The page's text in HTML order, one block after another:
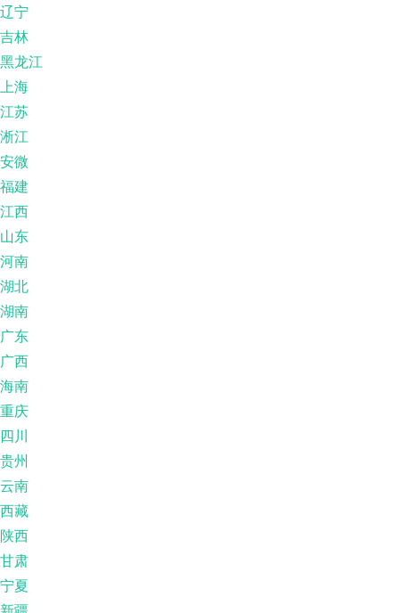
辽宁
吉林
黑龙江
上海
江苏
淅江
安微
福建
江西
山东
河南
湖北
湖南
广东
广西
海南
重庆
四川
贵州
云南
西藏
陕西
甘肃
宁夏